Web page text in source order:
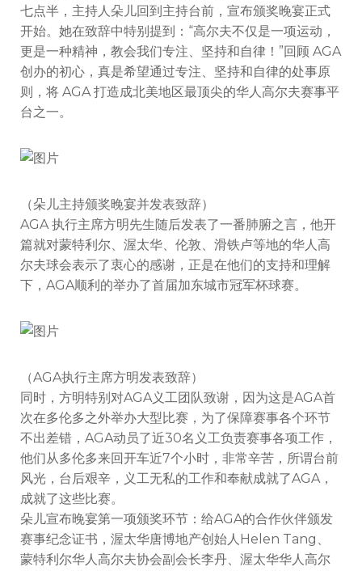
七点半，主持人朵儿回到主持台前，宣布颁奖晚宴正式
开始。她在致辞中特别提到：“高尔夫不仅是一项运动，
更是一种精神，教会我们专注、坚持和自律！”回顾 AGA
创办的初心，真是希望通过专注、坚持和自律的处事原
则，将 AGA 打造成北美地区最顶尖的华人高尔夫赛事平
台之一。
（朵儿主持颁奖晚宴并发表致辞）
AGA 执行主席方明先生随后发表了一番肺腑之言，他开
篇就对蒙特利尔、渥太华、伦敦、滑铁卢等地的华人高
尔夫球会表示了衷心的感谢，正是在他们的支持和理解
下，AGA顺利的举办了首届加东城市冠军杯球赛。
（AGA执行主席方明发表致辞）
同时，方明特别对AGA义工团队致谢，因为这是AGA首
次在多伦多之外举办大型比赛，为了保障赛事各个环节
不出差错，AGA动员了近30名义工负责赛事各项工作，
他们从多伦多来回开车近7个小时，非常辛苦，所谓台前
风光，台后艰辛，义工无私的工作和奉献成就了AGA，
成就了这些比赛。
朵儿宣布晚宴第一项颁奖环节：给AGA的合作伙伴颁发
赛事纪念证书，渥太华唐博地产创始人Helen Tang、
蒙特利尔华人高尔夫协会副会长李丹、渥太华华人高尔